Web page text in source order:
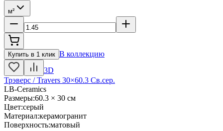
м²
Купить в 1 клик В коллекцию
3D
Трэверс / Travers 30×60.3 Св.сер.
LB-Ceramics
Размеры:60.3 × 30 см
Цвет:серый
Материал:керамогранит
Поверхность:матовый